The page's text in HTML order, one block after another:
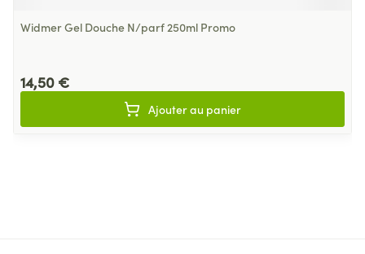
Widmer Gel Douche N/parf 250ml Promo
14,50 €
Ajouter au panier